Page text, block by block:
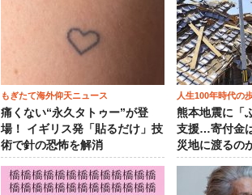
もぎたて海外仰天ニュース
痛くない“永久タトゥー”が登
場！ イギリス発「貼るだけ」技
術で針の恐怖を解消
人生100年時代の
熊本地震に「
支援…寄付金
災地に渡るの